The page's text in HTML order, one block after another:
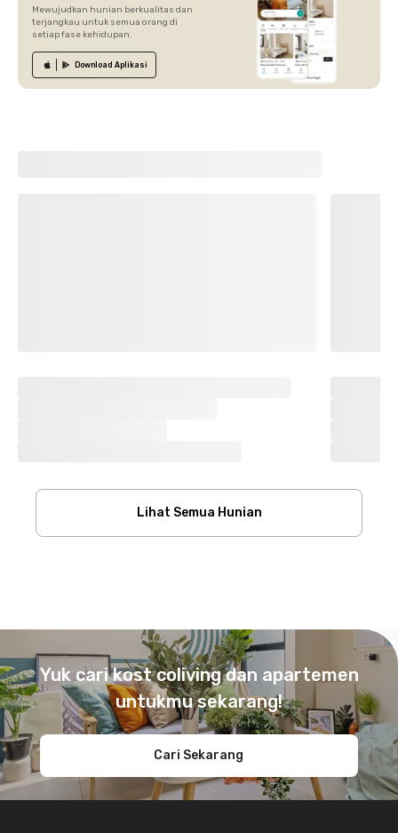
Mewujudkan hunian berkualitas dan
terjangkau untuk semua orang di
setiap fase kehidupan.
Download Aplikasi
Lihat Semua Hunian
Yuk cari kost coliving dan apartemen
untukmu sekarang!
Cari Sekarang